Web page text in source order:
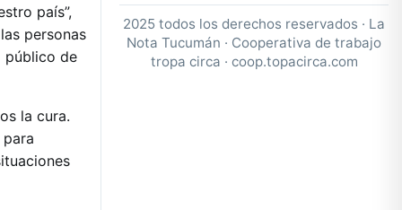
país”,
personas
público de
la cura.
2025 todos los derechos reservados · La
Nota Tucumán · Cooperativa de trabajo
tropa circa · coop.topacirca.com